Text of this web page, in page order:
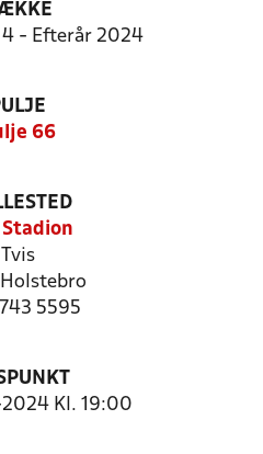
4 - Efterår 2024
66
Stadion
Tvis
5595
Kl. 19:00